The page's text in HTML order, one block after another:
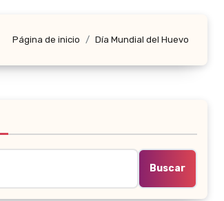
Página de inicio Día Mundial del Huevo
Buscar